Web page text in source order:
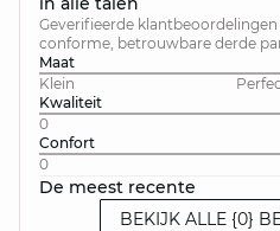
Geverifieerde klantbeoordelingen
conforme, betrouwbare derde
Maat
Klein
Kwaliteit
0
Confort
0
De meest recente
BEKIJK ALLE {0}